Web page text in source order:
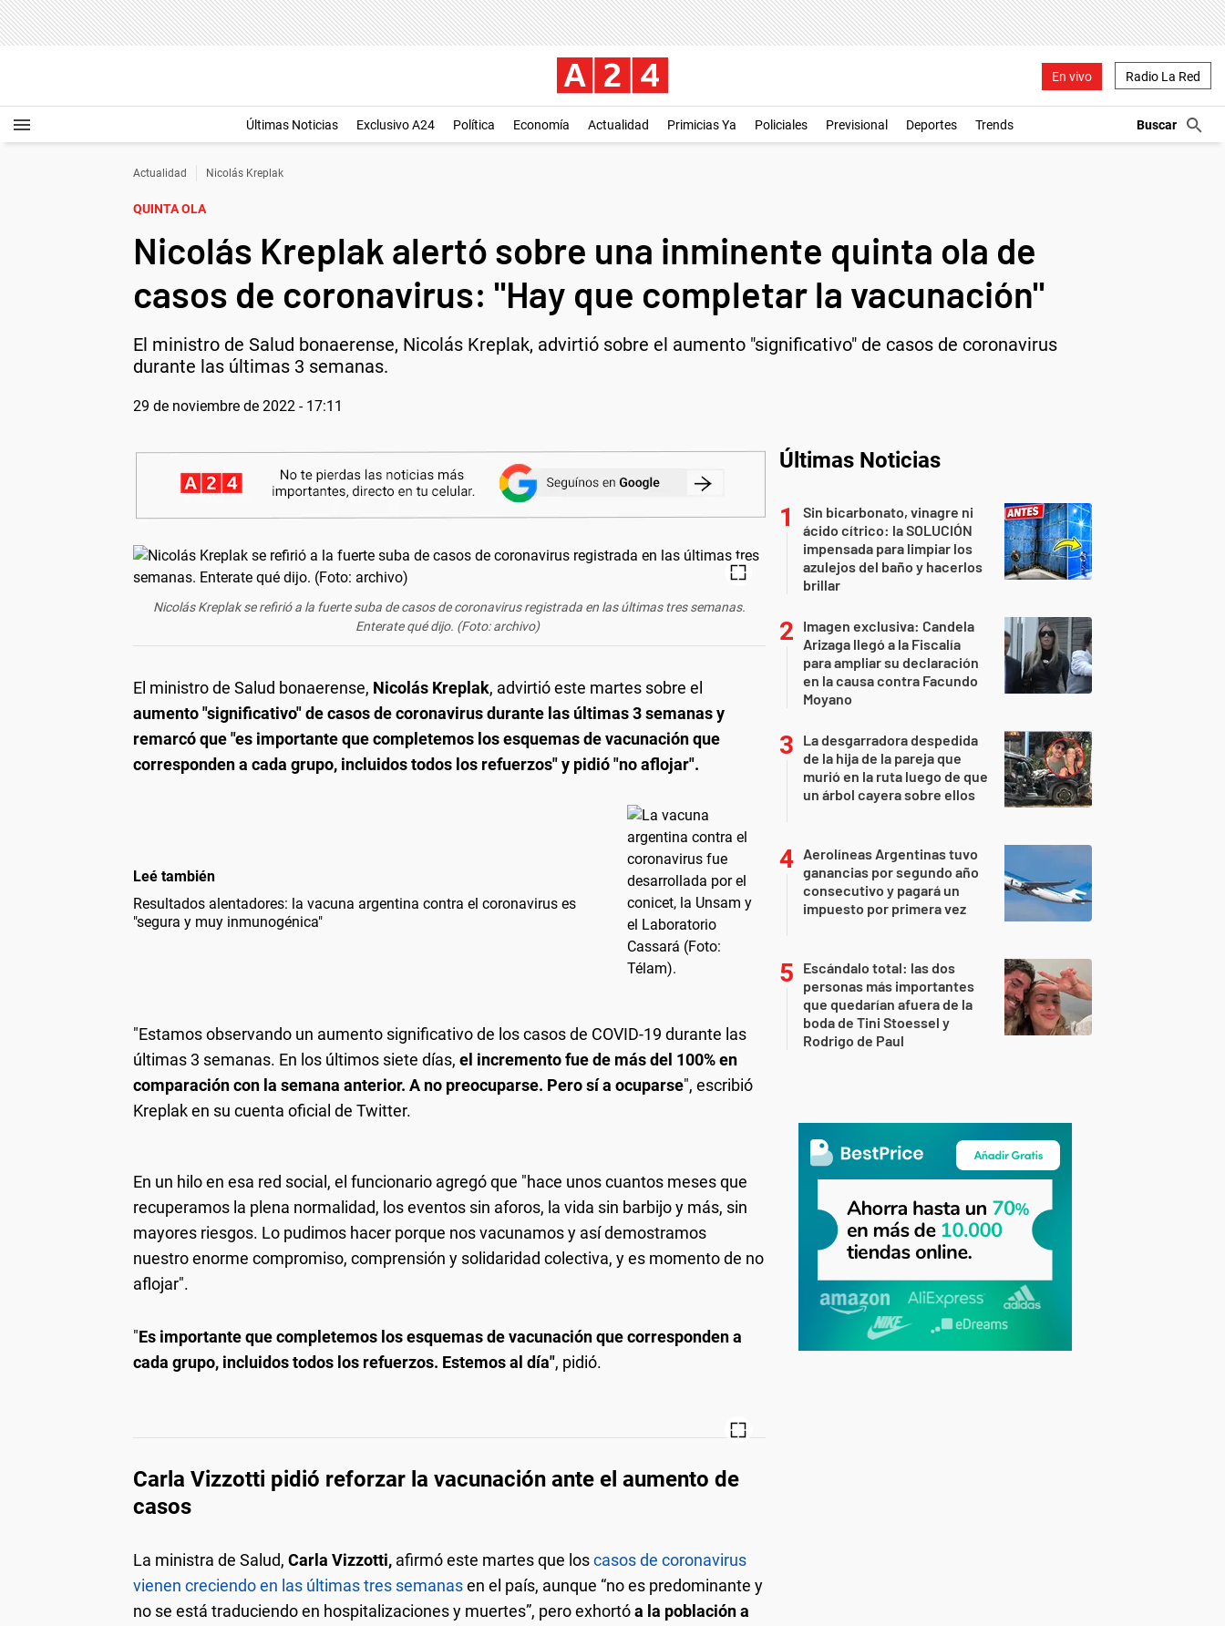
En vivo Radio La Red
Últimas Noticias Exclusivo A24 Política Economía Actualidad Primicias Ya Policiales Previsional Deportes Trends
Actualidad Nicolás Kreplak
QUINTA OLA
Nicolás Kreplak alertó sobre una inminente quinta ola de
casos de coronavirus: "Hay que completar la vacunación"
El ministro de Salud bonaerense, Nicolás Kreplak, advirtió sobre el aumento "significativo" de casos de coronavirus
durante las últimas 3 semanas.
29 de noviembre de 2022 - 17:11
Nicolás Kreplak se refirió a la fuerte suba de casos de coronavirus registrada en las últimas tres semanas.
Enterate qué dijo. (Foto: archivo)
El ministro de Salud bonaerense, Nicolás Kreplak, advirtió este martes sobre el
aumento "significativo" de casos de coronavirus durante las últimas 3 semanas y
remarcó que "es importante que completemos los esquemas de vacunación que
corresponden a cada grupo, incluidos todos los refuerzos" y pidió "no aflojar".
Leé también
Resultados alentadores: la vacuna argentina contra el coronavirus es
"segura y muy inmunogénica"
"Estamos observando un aumento significativo de los casos de COVID-19 durante las
últimas 3 semanas. En los últimos siete días, el incremento fue de más del 100% en
comparación con la semana anterior. A no preocuparse. Pero sí a ocuparse", escribió
Kreplak en su cuenta oficial de Twitter.
En un hilo en esa red social, el funcionario agregó que "hace unos cuantos meses que
recuperamos la plena normalidad, los eventos sin aforos, la vida sin barbijo y más, sin
mayores riesgos. Lo pudimos hacer porque nos vacunamos y así demostramos
nuestro enorme compromiso, comprensión y solidaridad colectiva, y es momento de no
aflojar".
"Es importante que completemos los esquemas de vacunación que corresponden a
cada grupo, incluidos todos los refuerzos. Estemos al día", pidió.
Carla Vizzotti pidió reforzar la vacunación ante el aumento de
casos
La ministra de Salud, Carla Vizzotti, afirmó este martes que loscasos de coronavirus
vienen creciendo en las últimas tres semanasen el país, aunque “no es predominante y
no se está traduciendo en hospitalizaciones y muertes”, pero exhortóa la población a
Últimas Noticias
Sin bicarbonato, vinagre ni
ácido cítrico: la SOLUCIÓN
impensada para limpiar los
azulejos del baño y hacerlos
brillar
Imagen exclusiva: Candela
Arizaga llegó a la Fiscalía
para ampliar su declaración
en la causa contra Facundo
Moyano
La desgarradora despedida
de la hija de la pareja que
murió en la ruta luego de que
un árbol cayera sobre ellos
Aerolíneas Argentinas tuvo
ganancias por segundo año
consecutivo y pagará un
impuesto por primera vez
Escándalo total: las dos
personas más importantes
que quedarían afuera de la
boda de Tini Stoessel y
Rodrigo de Paul